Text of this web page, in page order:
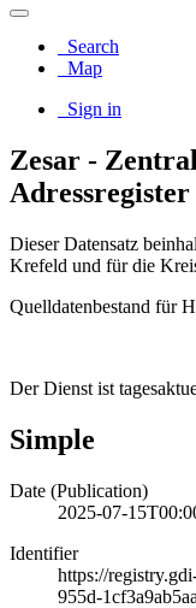
Search
Map
Sign in
Zesar -
Dieser Datensatz
Krefeld und für die
Quelldatenbestand für
Der Dienst ist
Simple
Date (Publication)
2025-07-
Identifier
https://
955d-